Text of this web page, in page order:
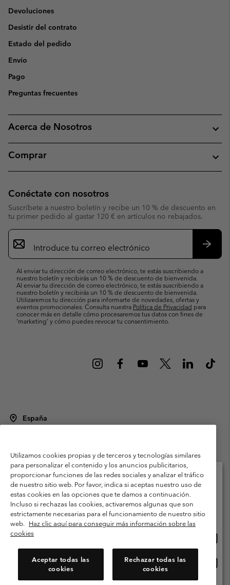
Devoluciones
Desistir del contrato
Estado del pedido
Envío
Pago
Preguntas frecuentes
Acerca de Nosotros
Comprar
Conéctate con nosotros
Suscríbete a nuestro boletín y recibe un 10 % de descuento en
tu primer pedido al gastar 120 € en artículos no rebajados.
Suscripción
de
correo
Al enviar tu dirección de correo electrónico, te estás suscribiendo a
nuestro boletín y recibirás un 10 % de descuento de bienvenida.
Al enviar tu dirección de correo electrónico, te estás suscribiendo a
nuestro boletín y recibirás un 10 % de descuento de bienvenida.
Utilizaremos tu dirección para informarte de novedades, ofertas y
eventos promocionales. Consulta nuestra Política de Privacidad para
conocer más en detalle cómo procesaremos tus datos con fines de
’marketing’ y cómo puedes revocar tu consentimiento.
España
Condiciones de uso
Terminos de Venta
Garantía
Política de Privacidad
Términos y condiciones del programa de miembros
Términos De Uso Del Contenido Generado Por Los Usuarios
Impressum
Cookies Public CBCR
Servicio al cliente: Lu. - Vi. de 9:00 a 13:00 y de 14:00 a 18:00
Utilizamos cookies propias y de terceros y tecnologías similares
para personalizar el contenido y los anuncios publicitarios,
proporcionar funciones de las redes sociales y analizar el tráfico
de nuestro sitio web. Por favor, indica si aceptas nuestro uso de
estas cookies en las opciones que te damos a continuación.
Incluso si rechazas las cookies, activaremos algunas que son
estrictamente necesarias para el funcionamiento de nuestro sitio
web. Haz clic aquí para conseguir más información sobre las
cookies
Aceptar todas las
cookies
Rechazar todas las
cookies
Selecciona tu país e idioma envío
Compras en línea disponibles
línea
España